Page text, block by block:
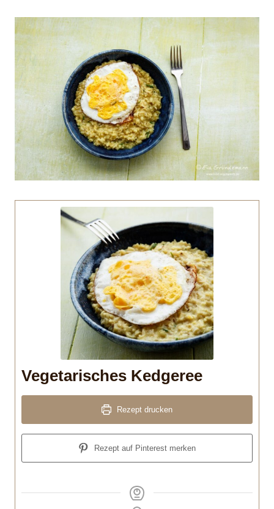
Vegetarisches Kedgeree
Rezept drucken
Rezept auf Pinterest merken